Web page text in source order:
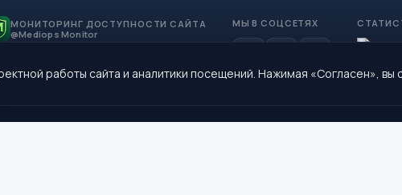
МОНИТОРИНГ ДОСТУПНОСТИ САЙТА
@Mediops Monitor
МЫ В СОЦСЕТЯХ
работы сайта и аналитики посещений. Нажимая «Согласен», вы